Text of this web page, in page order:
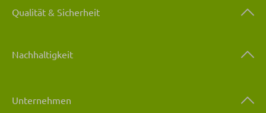
Qualität & Sicherheit
Nachhaltigkeit
Unternehmen